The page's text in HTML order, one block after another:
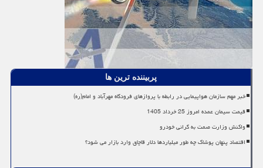
پربیننده ترین ها
خبر مهم سازمان هواپیمایی در رابطه با پروازهای فرودگاه مهرآباد و امام(ره)
قیمت سیمان عمده امروز 25 خرداد 1405
واکنش وزارت صمت به گرانی خودرو
اقتصاد پنهان پوشاک چه طور میلیاردها دلار قاچاق وارد بازار می شود؟